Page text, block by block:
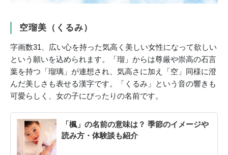
空瑠美（くるみ）
字画数31、広い心を持った気高く美しい女性になって欲しい
という願いを込められます。「瑠」からは尊厳や崇高の石言
葉を持つ「瑠璃」が連想され、気高さに加え「空」同様に澄
んだ美しさも表せる漢字です。「くるみ」という音の響きも
可愛らしく、女の子にぴったりの名前です。
「楓」の名前の意味は？ 季節のイメージや
読み方・体験談も紹介